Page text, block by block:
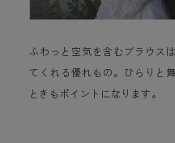
ふわっと空気を含むブラウス
てくれる優れもの。ひらりと
ときもポイントになります。